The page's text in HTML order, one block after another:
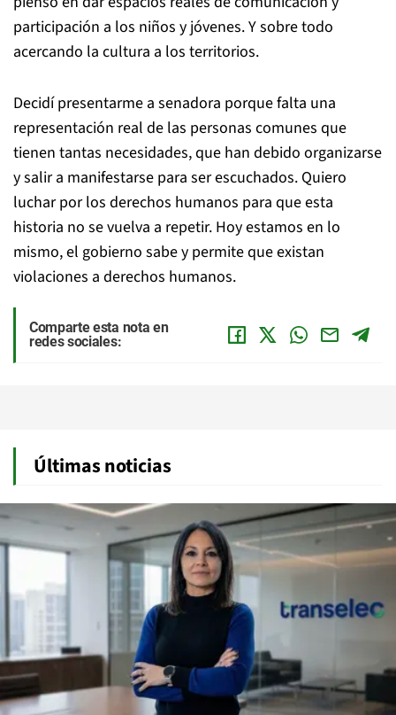
participación a los niños y jóvenes. Y sobre todo
acercando la cultura a los territorios.
Decidí presentarme a senadora porque falta una
representación real de las personas comunes que
tienen tantas necesidades, que han debido organizarse
y salir a manifestarse para ser escuchados. Quiero
luchar por los derechos humanos para que esta
historia no se vuelva a repetir. Hoy estamos en lo
mismo, el gobierno sabe y permite que existan
violaciones a derechos humanos.
Comparte esta nota en
redes sociales:
Últimas noticias